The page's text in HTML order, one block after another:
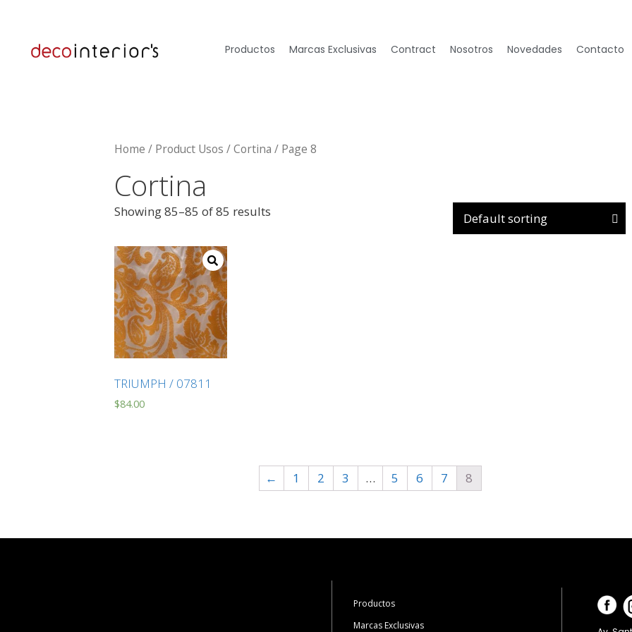
Productos Marcas Exclusivas Contract Nosotros Novedades Contacto
Home / Product Usos /Cortina / Page 8
Cortina
Showing 85–85 of 85 results
TRIUMPH / 07811
$84.00
← 1 2 3 … 5 6 7 8
Productos
Marcas Exclusivas